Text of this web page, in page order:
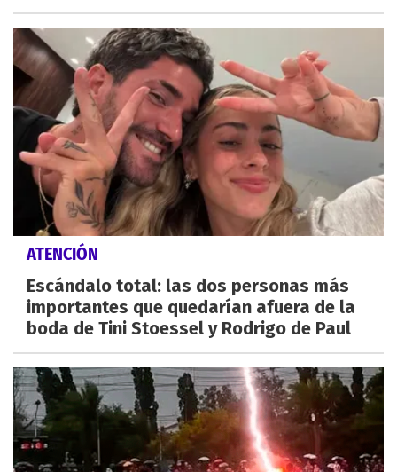
ATENCIÓN
Escándalo total: las dos personas más
importantes que quedarían afuera de la
boda de Tini Stoessel y Rodrigo de Paul